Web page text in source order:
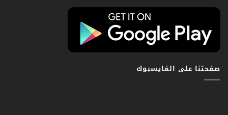
صفحتنا على الفايسبوك